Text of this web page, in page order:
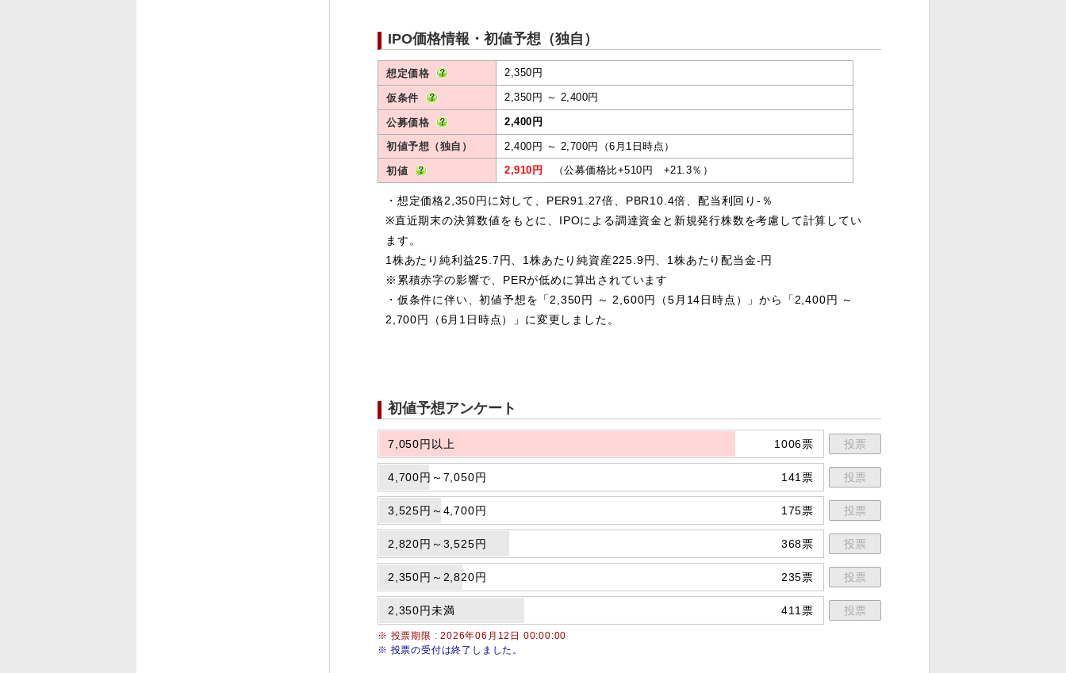
IPO価格情報・初値予想（独自）
想定価格 2,350円
仮条件 2,350円 ～ 2,400円
公募価格 2,400円
初値予想（独自） 2,400円 ～ 2,700円（6月1日時点）
初値 2,910円 （公募価格比+510円 +21.3％）
・想定価格2,350円に対して、PER91.27倍、PBR10.4倍、配当利回り-％
※直近期末の決算数値をもとに、IPOによる調達資金と新規発行株数を考慮して計算してい
ます。
1株あたり純利益25.7円、1株あたり純資産225.9円、1株あたり配当金-円
※累積赤字の影響で、PERが低めに算出されています
・仮条件に伴い、初値予想を「2,350円 ～ 2,600円（5月14日時点）」から「2,400円 ～
2,700円（6月1日時点）」に変更しました。
初値予想アンケート
7,050円以上 1006票 投票
4,700円～7,050円 141票 投票
3,525円～4,700円 175票 投票
2,820円～3,525円 368票 投票
2,350円～2,820円 235票 投票
2,350円未満 411票 投票
※ 投票期限 : 2026年06月12日 00:00:00
※ 投票の受付は終了しました。